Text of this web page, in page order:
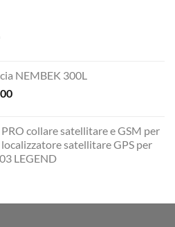
NEMBEK 300L
Il
è:
€235,00.
collare satellitare e GSM per
localizzatore satellitare GPS per
LEGEND